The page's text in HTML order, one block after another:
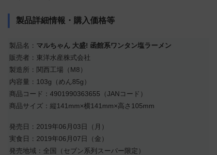
製品詳細情報・購入価格等
製品名： マルちゃん 大盛! 函館系ワンタン塩ラーメン
販売者：東洋水産株式会社
製造所：関西工場（M8）
内容量：103g（めん85g）
商品コード：4901990363655（JANコード）
商品サイズ：縦141mm×横141mm×高さ105mm
発売日：2019年06月03日（月）
実食日：2019年06月07日（金）
発売地域：全国（セブン系列スーパー限定）